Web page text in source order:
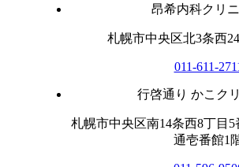
昂希内科クリ
札幌市中央区北3条西
011-611-
行啓通り かこク
札幌市中央区南14条西8丁目
通壱番館1